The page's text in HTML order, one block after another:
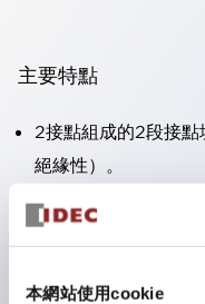
本網站使用cookie
主要特點
2接點組成的2段接
絕緣性）。
面板深度39.9mm（
接點塊）。可實現省
防護結構